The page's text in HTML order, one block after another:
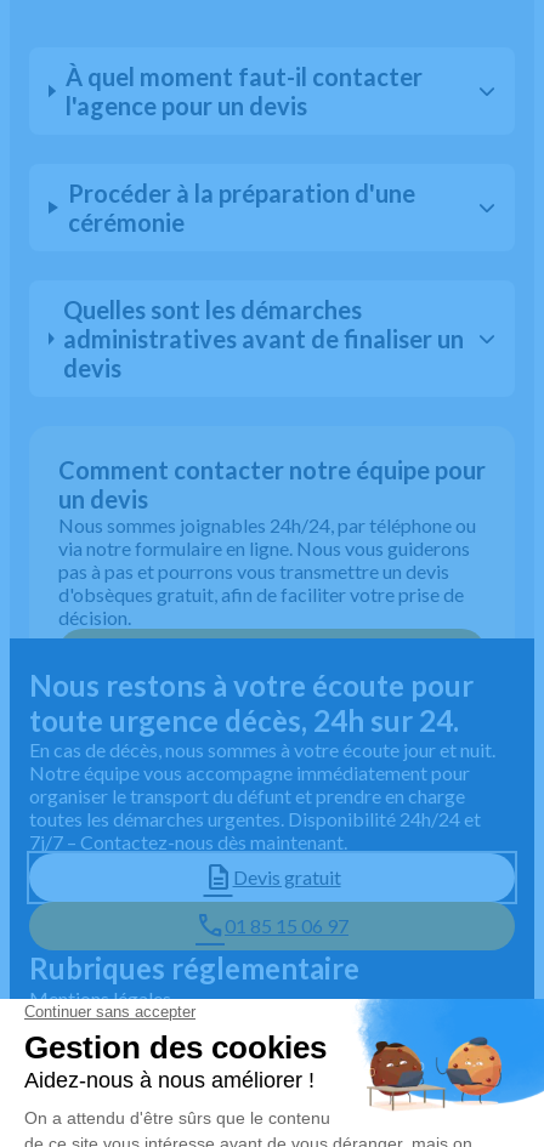
À quel moment faut-il contacter
l'agence pour un devis
Procéder à la préparation d'une
cérémonie
Quelles sont les démarches
administratives avant de finaliser un
devis
Comment contacter notre équipe pour
un devis
Nous sommes joignables 24h/24, par téléphone ou
via notre formulaire en ligne. Nous vous guiderons
pas à pas et pourrons vous transmettre un devis
d'obsèques gratuit, afin de faciliter votre prise de
décision.
Nous restons à votre écoute pour
toute urgence décès, 24h sur 24.
En cas de décès, nous sommes à votre écoute jour et nuit.
Notre équipe vous accompagne immédiatement pour
organiser le transport du défunt et prendre en charge
toutes les démarches urgentes. Disponibilité 24h/24 et
7j/7 – Contactez-nous dès maintenant.
Devis gratuit
01 85 15 06 97
Rubriques réglementaire
Mentions légales
Politique de traitement des données personnelles
Politique d'utilisation des cookies
Gestionnaire de cookies